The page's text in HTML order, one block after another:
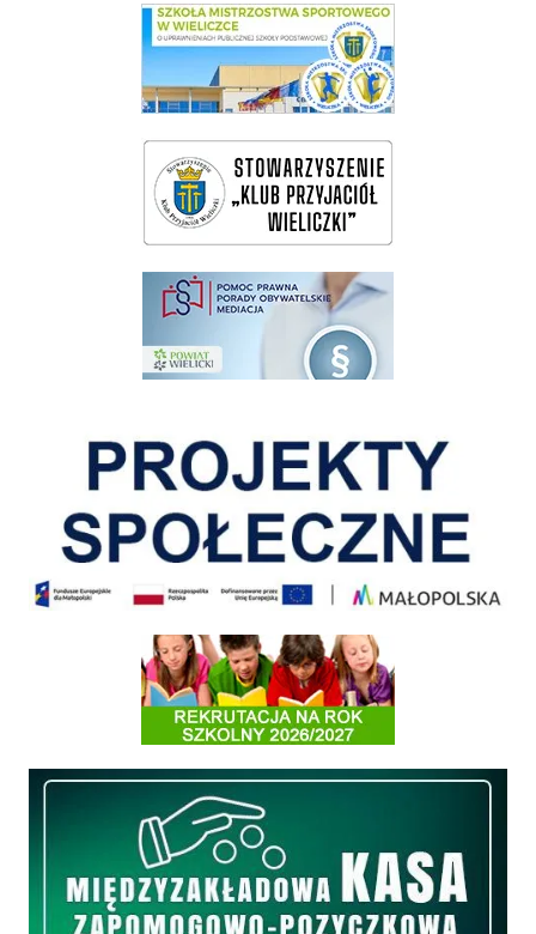
link do SMS Wieliczka
wieliczka-wieliczanie na bis
pomoc prawna wieliczka
Informacja o terminach rekrutacji na rok szkolny 2026/2027
Międzyzakładowa Kasa Zapomogowo - Pożyczkowa